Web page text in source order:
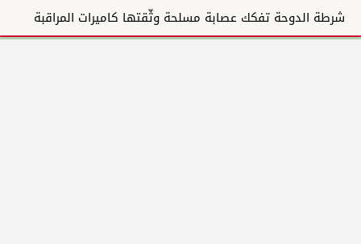
شرطة الدوحة تفكك عصابة مسلحة وثّقتها كاميرات المراقبة